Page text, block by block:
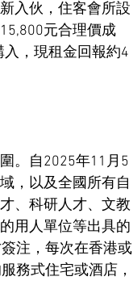
入伙，住客會所設
元合理價成
，現租金回報約4
。自2025年11月5
，以及全國所有自
、科研人才、文教
用人單位等出具的
注，每次在香港或
務式住宅或酒店，